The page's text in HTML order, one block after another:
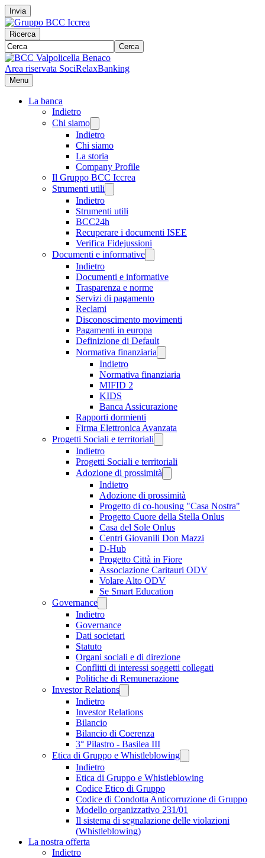
Invia
Ricerca
Cerca
Area riservata SociRelaxBanking
Menu
La banca
Indietro
Chi siamo
Indietro
Chi siamo
La storia
Company Profile
Il Gruppo BCC Iccrea
Strumenti utili
Indietro
Strumenti utili
BCC24h
Recuperare i documenti ISEE
Verifica Fidejussioni
Documenti e informative
Indietro
Documenti e informative
Trasparenza e norme
Servizi di pagamento
Reclami
Disconoscimento movimenti
Pagamenti in europa
Definizione di Default
Normativa finanziaria
Indietro
Normativa finanziaria
MIFID 2
KIDS
Banca Assicurazione
Rapporti dormienti
Firma Elettronica Avanzata
Progetti Sociali e territoriali
Indietro
Progetti Sociali e territoriali
Adozione di prossimità
Indietro
Adozione di prossimità
Progetto di co-housing "Casa Nostra"
Progetto Cuore della Stella Onlus
Casa del Sole Onlus
Centri Giovanili Don Mazzi
D-Hub
Progetto Città in Fiore
Associazione Caritauri ODV
Volare Alto ODV
Se Smart Education
Governance
Indietro
Governance
Dati societari
Statuto
Organi sociali e di direzione
Conflitti di interessi soggetti collegati
Politiche di Remunerazione
Investor Relations
Indietro
Investor Relations
Bilancio
Bilancio di Coerenza
3° Pilastro - Basilea III
Etica di Gruppo e Whistleblowing
Indietro
Etica di Gruppo e Whistleblowing
Codice Etico di Gruppo
Codice di Condotta Anticorruzione di Gruppo
Modello organizzativo 231/01
Il sistema di segnalazione delle violazioni
(Whistleblowing)
La nostra offerta
Indietro